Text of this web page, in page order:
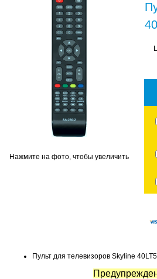
Нажмите на фото, чтобы увеличить
Пульт для телевизоров Skyline